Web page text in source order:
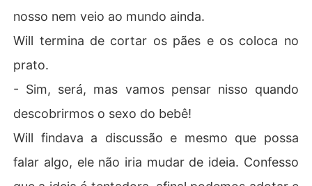
nosso nem veio ao mundo ainda.
Will termina de cortar os pães e os coloca no
prato.
- Sim, será, mas vamos pensar nisso quando
descobrirmos o sexo do bebê!
Will findava a discussão e mesmo que possa
falar algo, ele não iria mudar de ideia. Confesso